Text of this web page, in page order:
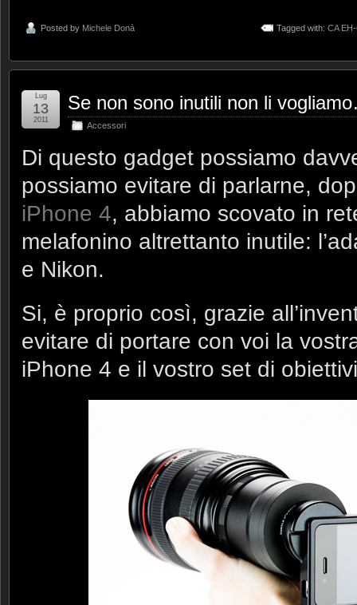
Posted by Michele Donà Tagged with: CA
Se non sono inutili non li
Accessori
Lug
13
2011
Di questo gadget possiamo
possiamo evitare di parlarne,
iPhone 4, abbiamo scovato in
melafonino altrettanto inutile:
e Nikon.
Si, è proprio così, grazie
evitare di portare con voi la
iPhone 4 e il vostro set di